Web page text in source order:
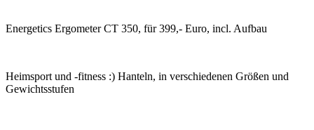
Energetics Ergometer CT 350, für 399,- Euro, incl. Aufbau
Heimsport und -fitness :) Hanteln, in verschiedenen Größen und
Gewichtsstufen